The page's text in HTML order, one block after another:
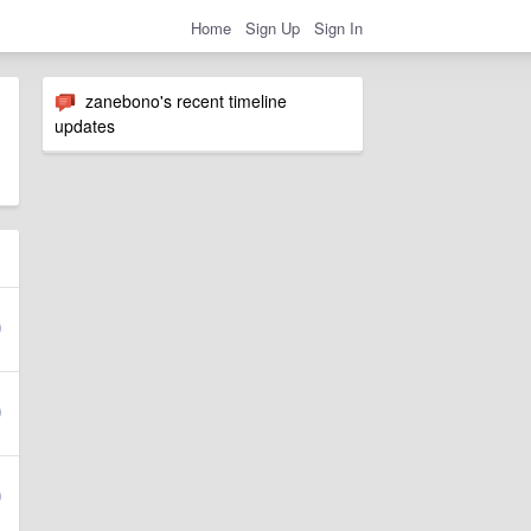
Home Sign Up Sign In
zanebono's recent timeline
updates